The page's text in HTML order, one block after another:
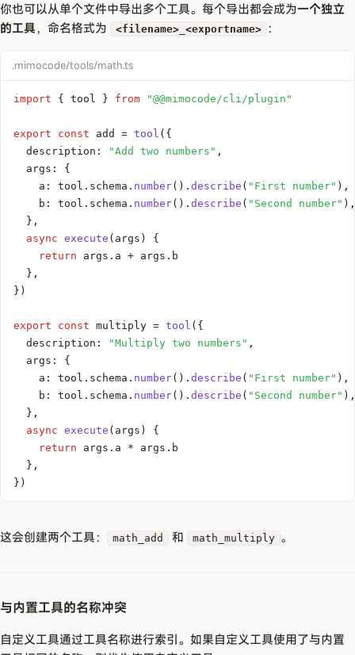
你也可以从单个文件中导出多个工具。每个导出都会成为一个独立
的工具，命名格式为 <filename>_<exportname> ：
.mimocode/tools/math.ts
import { tool } from "@@mimocode/cli/plugin"
export const add = tool ( {
  description
: "Add two numbers" ,
  args
:
{
    a
: tool . schema . number( ) . describe ( "First number" ) ,
    b
: tool . schema . number( ) . describe ( "Second number" ) ,
} ,
async execute ( args )
{
return args . a + args .
} ,
} )
export const multiply = tool ( {
  description
: "Multiply two numbers" ,
  args
:
{
    a
: tool . schema . number( ) . describe ( "First number" ) ,
    b
: tool . schema . number( ) . describe ( "Second number" ) ,
} ,
async execute ( args )
{
return args . a * args .
} ,
} )
这会创建两个工具： math_add 和 math_multiply 。
与内置工具的名称冲突
自定义工具通过工具名称进行索引。如果自定义工具使用了与内置